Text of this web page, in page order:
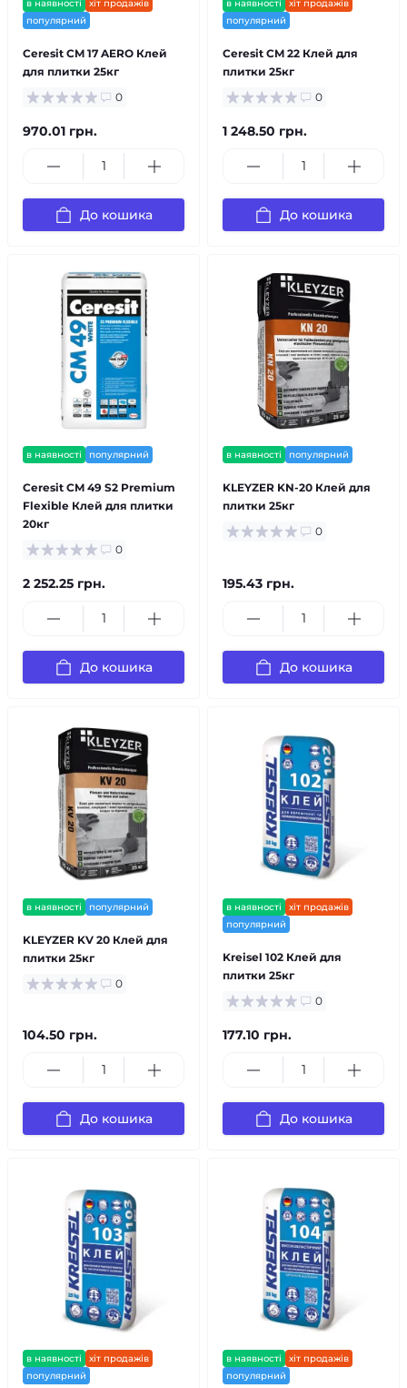
в наявності
хіт продажів
популярний
Ceresit CM 17 AERO Клей
для плитки 25кг
0
970.01 грн.
До кошика
в наявності
хіт продажів
популярний
Ceresit CM 22 Клей для
плитки 25кг
0
1 248.50 грн.
До кошика
в наявності популярний
Ceresit CM 49 S2 Premium
Flexible Клей для плитки
20кг
0
2 252.25 грн.
До кошика
в наявності популярний
KLEYZER KN-20 Клей для
плитки 25кг
0
195.43 грн.
До кошика
в наявності популярний
KLEYZER KV 20 Клей для
плитки 25кг
0
104.50 грн.
До кошика
в наявності
хіт продажів
популярний
Kreisel 102 Клей для
плитки 25кг
0
177.10 грн.
До кошика
в наявності
хіт продажів
популярний
в наявності
хіт продажів
популярний